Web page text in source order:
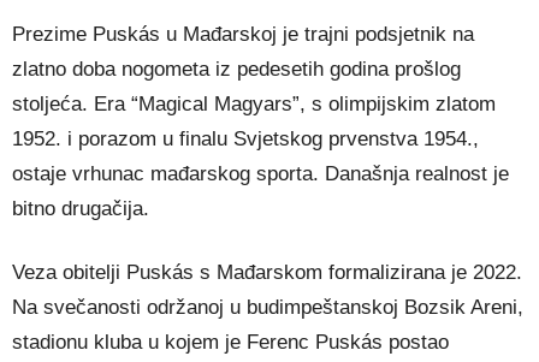
Prezime Puskás u Mađarskoj je trajni podsjetnik na
zlatno doba nogometa iz pedesetih godina prošlog
stoljeća. Era “Magical Magyars”, s olimpijskim zlatom
1952. i porazom u finalu Svjetskog prvenstva 1954.,
ostaje vrhunac mađarskog sporta. Današnja realnost je
bitno drugačija.
Veza obitelji Puskás s Mađarskom formalizirana je 2022.
Na svečanosti održanoj u budimpeštanskoj Bozsik Areni,
stadionu kluba u kojem je Ferenc Puskás postao